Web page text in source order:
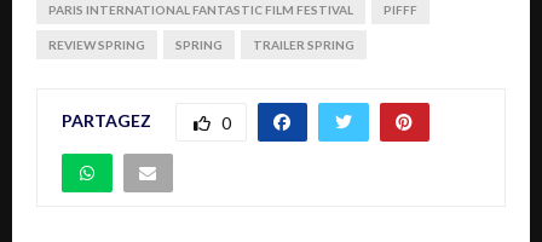
PARIS INTERNATIONAL FANTASTIC FILM FESTIVAL PIFFF
REVIEW SPRING SPRING TRAILER SPRING
PARTAGEZ 0